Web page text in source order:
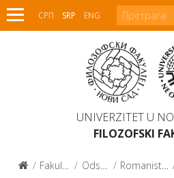
СРП SRP ENG
UNIVERZITET U
FILOZOFSKI
Fakultet Odseci Romanistika